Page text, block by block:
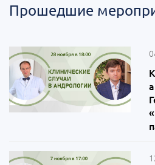
Прошедшие